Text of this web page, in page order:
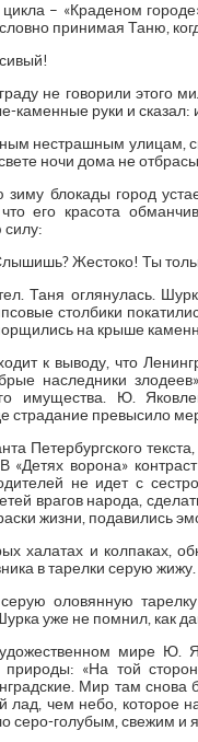
цикла – «Краденом
принимая Таню,
не говорили этого
каменные руки и сказал:
нестрашным улицам,
ночи дома не
блокады город
его красота
силу:
Жестоко! Ты
Таня оглянулась.
столбики
на крыше
к выводу, что
наследники
имущества. Ю.
страдание превысило
Петербургского
В «Детях ворона»
не идет с
врагов народа,
жизни, подавились
халатах и колпаках,
в тарелки серую жижу.
оловянную
уже не помнил, как
мире Ю.
природы: «На той
Мир там
лад, чем небо, которое
серо-голубым, свежим и